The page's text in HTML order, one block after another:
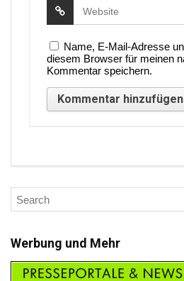
Name, E-Mail-Adresse
diesem Browser für meinen
Kommentar speichern.
Werbung und Mehr